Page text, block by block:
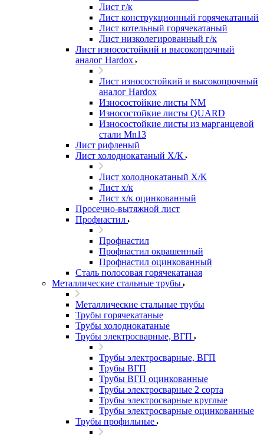
Лист г/к
Лист конструкционный горячекатаный
Лист котельный горячекатаный
Лист низколегированный г/к
Лист износостойкий и высокопрочный
аналог Hardox
Лист износостойкий и высокопрочный
аналог Hardox
Износостойкие листы NM
Износостойкие листы QUARD
Износостойкие листы из марганцевой
стали Mn13
Лист рифленый
Лист холоднокатаный Х/К
Лист холоднокатаный Х/К
Лист х/к
Лист х/к оцинкованный
Просечно-вытяжной лист
Профнастил
Профнастил
Профнастил окрашенный
Профнастил оцинкованный
Сталь полосовая горячекатаная
Металлические стальные трубы
Металлические стальные трубы
Трубы горячекатаные
Трубы холоднокатаные
Трубы электросварные, ВГП
Трубы электросварные, ВГП
Трубы ВГП
Трубы ВГП оцинкованные
Трубы электросварные 2 сорта
Трубы электросварные круглые
Трубы электросварные оцинкованные
Трубы профильные